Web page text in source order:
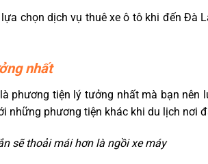
chọn dịch vụ thuê xe ô tô khi đến Đà
nhất
phương tiện lý tưởng nhất mà bạn
những phương tiện khác khi du lịch nơi
sẽ thoải mái hơn là ngồi xe máy